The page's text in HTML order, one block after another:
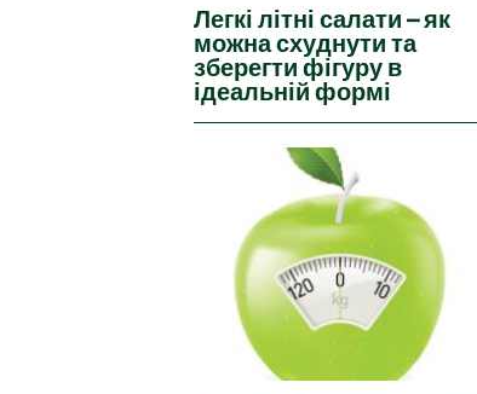
Легкі літні салати – як
можна схуднути та
зберегти фігуру в
ідеальній формі